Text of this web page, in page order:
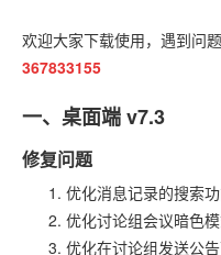
欢迎大家下载使用，遇到问
367833155
一、桌面端 v7.3
修复问题
优化消息记录的搜索功
优化讨论组会议暗色模
优化在讨论组发送公